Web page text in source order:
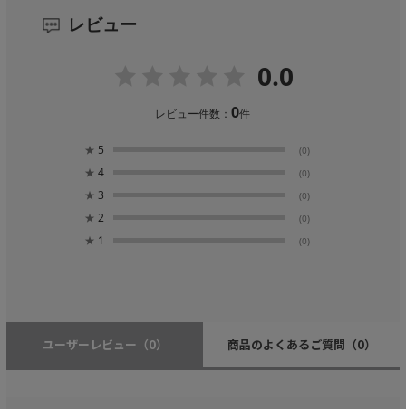
レビュー
0.0
レビュー件数：0件
★ 5 (0)
★ 4 (0)
★ 3 (0)
★ 2 (0)
★ 1 (0)
ユーザーレビュー （0） 商品のよくあるご質問 （0）